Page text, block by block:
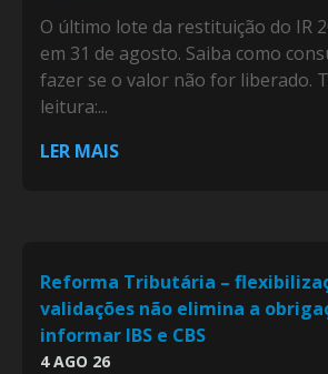
O último lote da restituição do IR
em 31 de agosto. Saiba como
fazer se o valor não for liberado.
leitura:...
LER MAIS
Reforma Tributária –
validações não elimina a
informar IBS e CBS
4 AGO 26